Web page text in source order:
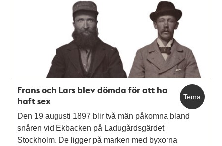
Tema
Frans och Lars blev dömda för att ha
haft sex
Den 19 augusti 1897 blir två män påkomna bland
snåren vid Ekbacken på Ladugårdsgärdet i
Stockholm. De ligger på marken med byxorna